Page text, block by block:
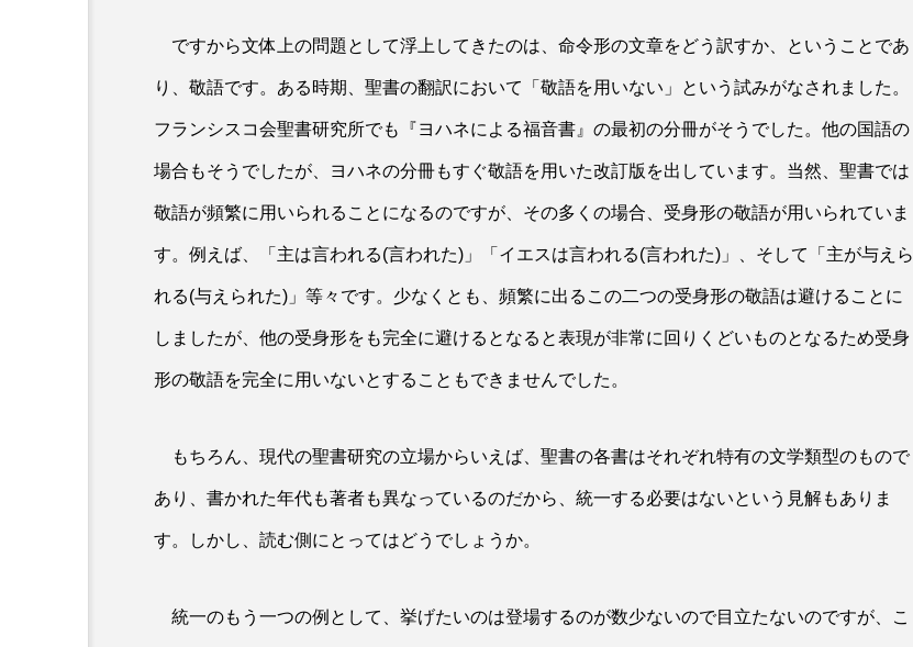
ですから文体上の問題として浮上してきたのは、命令形の文章をどう訳すか、ということであ
り、敬語です。ある時期、聖書の翻訳において「敬語を用いない」という試みがなされました。
フランシスコ会聖書研究所でも『ヨハネによる福音書』の最初の分冊がそうでした。他の国語の
場合もそうでしたが、ヨハネの分冊もすぐ敬語を用いた改訂版を出しています。当然、聖書では
敬語が頻繁に用いられることになるのですが、その多くの場合、受身形の敬語が用いられていま
す。例えば、「主は言われる(言われた)」「イエスは言われる(言われた)」、そして「主が与えら
れる(与えられた)」等々です。少なくとも、頻繁に出るこの二つの受身形の敬語は避けることに
しましたが、他の受身形をも完全に避けるとなると表現が非常に回りくどいものとなるため受身
形の敬語を完全に用いないとすることもできませんでした。
もちろん、現代の聖書研究の立場からいえば、聖書の各書はそれぞれ特有の文学類型のもので
あり、書かれた年代も著者も異なっているのだから、統一する必要はないという見解もありま
す。しかし、読む側にとってはどうでしょうか。
統一のもう一つの例として、挙げたいのは登場するのが数少ないので目立たないのですが、こ